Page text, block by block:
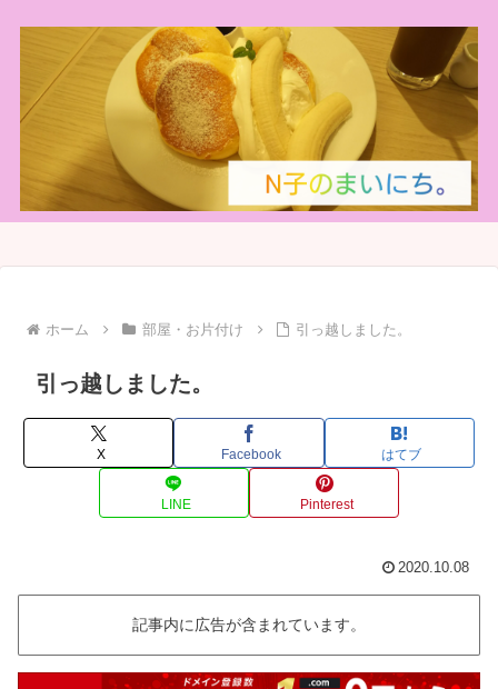
ホーム 部屋・お片付け 引っ越しました。
引っ越しました。
X Facebook はてブ
LINE Pinterest
2020.10.08
記事内に広告が含まれています。